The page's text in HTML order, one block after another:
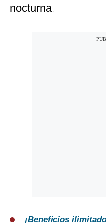
nocturna.
¡Beneficios